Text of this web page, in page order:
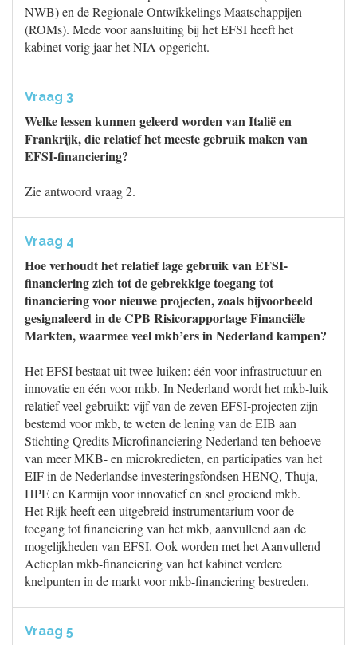
NWB) en de Regionale Ontwikkelings Maatschappijen
(ROMs). Mede voor aansluiting bij het EFSI heeft het
kabinet vorig jaar het NIA opgericht.
Vraag 3
Welke lessen kunnen geleerd worden van Italië en
Frankrijk, die relatief het meeste gebruik maken van
EFSI-financiering?
Zie antwoord vraag 2.
Vraag 4
Hoe verhoudt het relatief lage gebruik van EFSI-
financiering zich tot de gebrekkige toegang tot
financiering voor nieuwe projecten, zoals bijvoorbeeld
gesignaleerd in de CPB Risicorapportage Financiële
Markten, waarmee veel mkb’ers in Nederland kampen?
Het EFSI bestaat uit twee luiken: één voor infrastructuur en
innovatie en één voor mkb. In Nederland wordt het mkb-luik
relatief veel gebruikt: vijf van de zeven EFSI-projecten zijn
bestemd voor mkb, te weten de lening van de EIB aan
Stichting Qredits Microfinanciering Nederland ten behoeve
van meer MKB- en microkredieten, en participaties van het
EIF in de Nederlandse investeringsfondsen HENQ, Thuja,
HPE en Karmijn voor innovatief en snel groeiend mkb.
Het Rijk heeft een uitgebreid instrumentarium voor de
toegang tot financiering van het mkb, aanvullend aan de
mogelijkheden van EFSI. Ook worden met het Aanvullend
Actieplan mkb-financiering van het kabinet verdere
knelpunten in de markt voor mkb-financiering bestreden.
Vraag 5